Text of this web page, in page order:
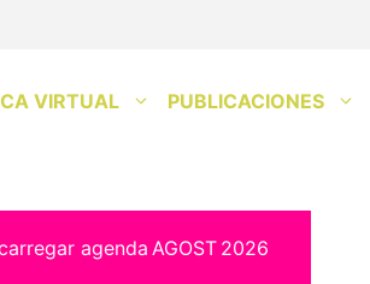
VIRTUAL PUBLICACIONES
agendaAGOST 2026